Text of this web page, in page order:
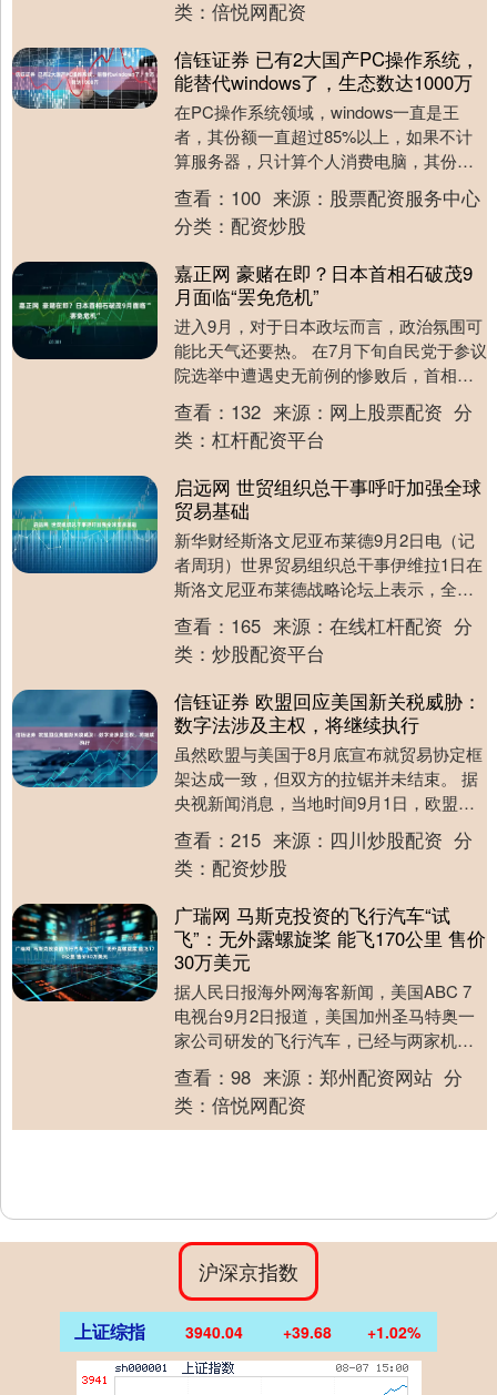
类： 倍悦网配资
信钰证券 已有2大国产PC操作系统，
能替代windows了，生态数达1000万
在PC操作系统领域，windows一直是王
者，其份额一直超过85%以上，如果不计
算服务器，只计算个人消费电脑，其份额
更是超过95%。 而操作系统是电脑的灵
魂，是....
查看： 100 来源： 股票配资服务中心
分类： 配资炒股
嘉正网 豪赌在即？日本首相石破茂9
月面临“罢免危机”
进入9月，对于日本政坛而言，政治氛围可
能比天气还要热。 在7月下旬自民党于参议
院选举中遭遇史无前例的惨败后，首相石
破茂所在的自民党内关于“罢免石破茂”的追
责声音....
查看： 132 来源： 网上股票配资 分
类： 杠杆配资平台
启远网 世贸组织总干事呼吁加强全球
贸易基础
新华财经斯洛文尼亚布莱德9月2日电（记
者周玥）世界贸易组织总干事伊维拉1日在
斯洛文尼亚布莱德战略论坛上表示，全球
贸易必须建立在更坚实的基础之上。 伊维
拉在论坛上....
查看： 165 来源： 在线杠杆配资 分
类： 炒股配资平台
信钰证券 欧盟回应美国新关税威胁：
数字法涉及主权，将继续执行
虽然欧盟与美国于8月底宣布就贸易协定框
架达成一致，但双方的拉锯并未结束。 据
央视新闻消息，当地时间9月1日，欧盟委
员会负责技术主权等事务的执行副主席汉
娜·维尔库....
查看： 215 来源： 四川炒股配资 分
类： 配资炒股
广瑞网 马斯克投资的飞行汽车“试
飞”：无外露螺旋桨 能飞170公里 售价
30万美元
据人民日报海外网海客新闻，美国ABC 7
电视台9月2日报道，美国加州圣马特奥一
家公司研发的飞行汽车，已经与两家机场
签约，开始试运营。 这是一辆黑色纯电动
汽车，没....
查看： 98 来源： 郑州配资网站 分
类： 倍悦网配资
沪深京指数
上证综指 3940.04 +39.68 +1.02%